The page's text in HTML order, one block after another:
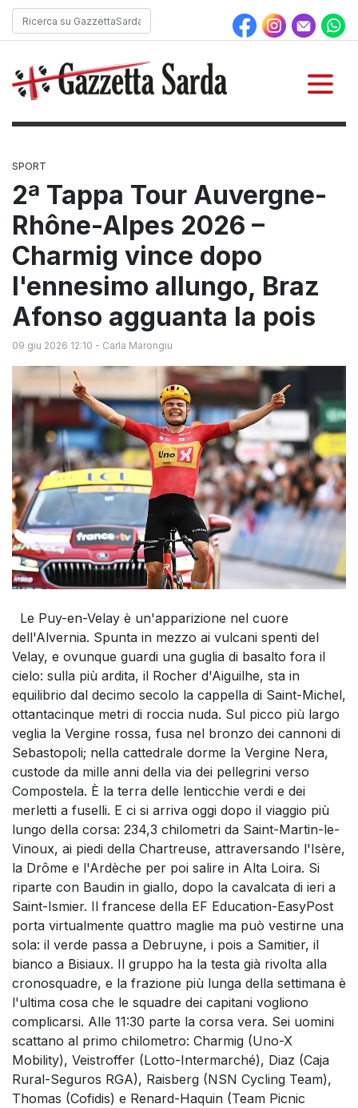
SPORT
2ª Tappa Tour Auvergne-
Rhône-Alpes 2026 –
Charmig vince dopo
l'ennesimo allungo, Braz
Afonso agguanta la pois
09 giu 2026 12:10 - Carla Marongiu
Le Puy-en-Velay è un'apparizione nel cuore
dell'Alvernia. Spunta in mezzo ai vulcani spenti del
Velay, e ovunque guardi una guglia di basalto fora il
cielo: sulla più ardita, il Rocher d'Aiguilhe, sta in
equilibrio dal decimo secolo la cappella di Saint-Michel,
ottantacinque metri di roccia nuda. Sul picco più largo
veglia la Vergine rossa, fusa nel bronzo dei cannoni di
Sebastopoli; nella cattedrale dorme la Vergine Nera,
custode da mille anni della via dei pellegrini verso
Compostela. È la terra delle lenticchie verdi e dei
merletti a fuselli. E ci si arriva oggi dopo il viaggio più
lungo della corsa: 234,3 chilometri da Saint-Martin-le-
Vinoux, ai piedi della Chartreuse, attraversando l'Isère,
la Drôme e l'Ardèche per poi salire in Alta Loira. Si
riparte con Baudin in giallo, dopo la cavalcata di ieri a
Saint-Ismier. Il francese della EF Education-EasyPost
porta virtualmente quattro maglie ma può vestirne una
sola: il verde passa a Debruyne, i pois a Samitier, il
bianco a Bisiaux. Il gruppo ha la testa già rivolta alla
cronosquadre, e la frazione più lunga della settimana è
l'ultima cosa che le squadre dei capitani vogliono
complicarsi. Alle 11:30 parte la corsa vera. Sei uomini
scattano al primo chilometro: Charmig (Uno-X
Mobility), Veistroffer (Lotto-Intermarché), Diaz (Caja
Rural-Seguros RGA), Raisberg (NSN Cycling Team),
Thomas (Cofidis) e Renard-Haquin (Team Picnic